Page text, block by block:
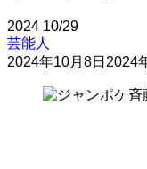
2024 10/29
芸能人
2024年10月8日 2024